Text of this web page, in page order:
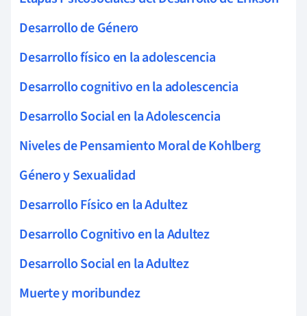
Desarrollo de Género
Desarrollo físico en la adolescencia
Desarrollo cognitivo en la adolescencia
Desarrollo Social en la Adolescencia
Niveles de Pensamiento Moral de Kohlberg
Género y Sexualidad
Desarrollo Físico en la Adultez
Desarrollo Cognitivo en la Adultez
Desarrollo Social en la Adultez
Muerte y moribundez